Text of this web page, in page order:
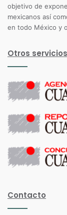
objetivo de
mexicanos así
en todo México y
Otros servicios
Contacto